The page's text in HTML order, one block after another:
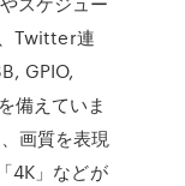
Twitter連
GPIO,
備えていま
画質を表現
4K」などが